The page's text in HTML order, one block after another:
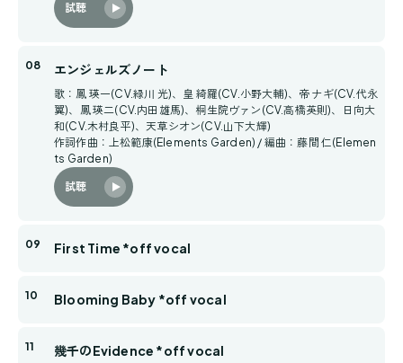
試聴
エンジェルズノート
歌：鳳 瑛一(CV.緑川 光)、皇 綺羅(CV.小野大輔)、帝 ナギ(CV.代永
翼)、鳳 瑛二(CV.内田雄馬)、桐生院ヴァン(CV.高橋英則)、日向大
和(CV.木村良平)、天草シオン(CV.山下大輝)
作詞作曲：上松範康(Elements Garden) / 編曲：藤間 仁(Elemen
ts Garden)
試聴
First Time *off vocal
Blooming Baby *off vocal
幾千のEvidence *off vocal